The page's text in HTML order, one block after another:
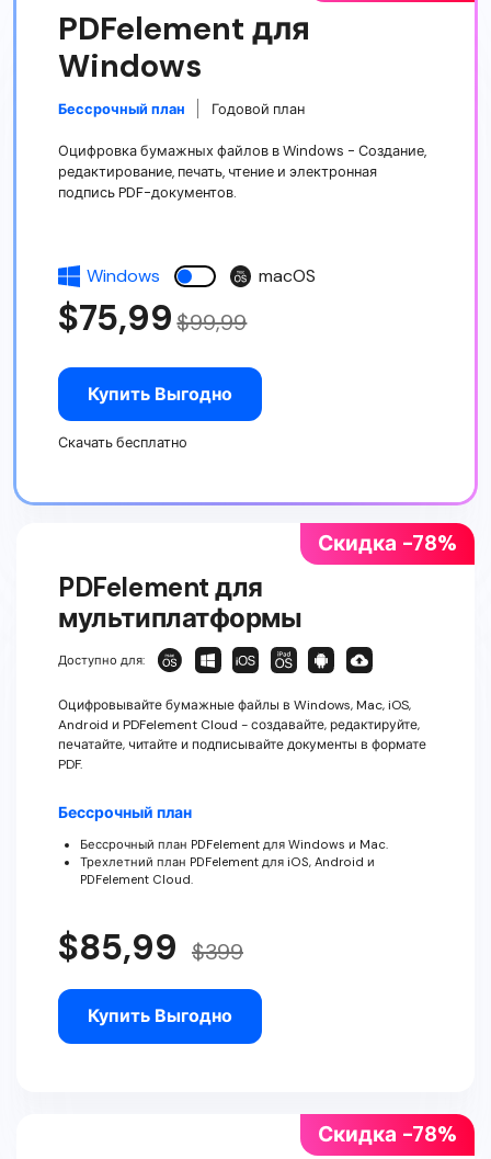
PDFelement для
Windows
Бессрочный план Годовой план
Оцифровка бумажных файлов в Windows - Создание,
редактирование, печать, чтение и электронная
подпись PDF-документов.
Windows macOS
$75,99 $99,99
Купить Выгодно
Скачать бесплатно
Скидка -78%
PDFelement для
мультиплатформы
Доступно для:
Оцифровывайте бумажные файлы в Windows, Mac, iOS,
Android и PDFelement Cloud - создавайте, редактируйте,
печатайте, читайте и подписывайте документы в формате
PDF.
Бессрочный план
Бессрочный план PDFelement для Windows и Mac.
Трехлетний план PDFelement для iOS, Android и
PDFelement Cloud.
$85,99 $399
Купить Выгодно
Скидка -78%